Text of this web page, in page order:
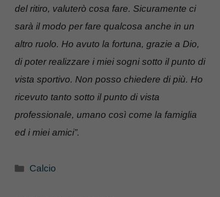
del ritiro, valuterò cosa fare. Sicuramente ci
sarà il modo per fare qualcosa anche in un
altro ruolo. Ho avuto la fortuna, grazie a Dio,
di poter realizzare i miei sogni sotto il punto di
vista sportivo. Non posso chiedere di più. Ho
ricevuto tanto sotto il punto di vista
professionale, umano così come la famiglia
ed i miei amici”.
Categorie
Calcio